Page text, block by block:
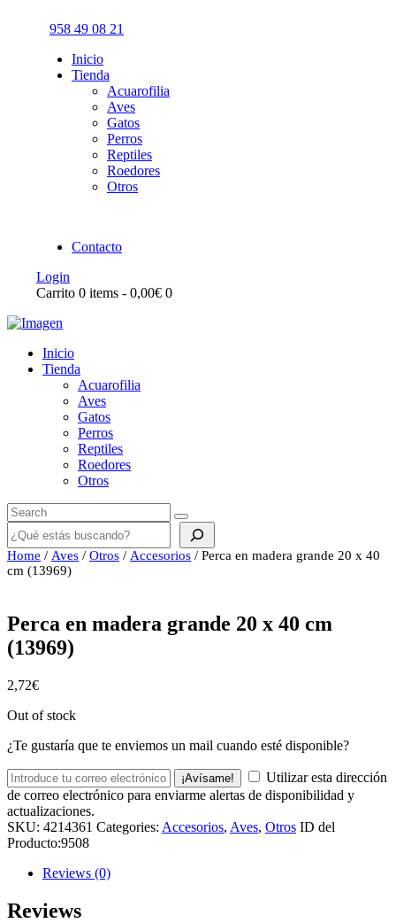
958 49 08 21
Inicio
Tienda
Acuarofilia
Aves
Gatos
Perros
Reptiles
Roedores
Otros
Contacto
Login
Carrito 0 items - 0,00€ 0
Inicio
Tienda
Acuarofilia
Aves
Gatos
Perros
Reptiles
Roedores
Otros
Buscar
Home / Aves / Otros / Accesorios / Perca en madera grande 20 x 40
cm (13969)
Perca en madera grande 20 x 40 cm
(13969)
2,72€
Out of stock
¿Te gustaría que te enviemos un mail cuando esté disponible?
¡Avísame!
Utilizar esta dirección
de correo electrónico para enviarme alertas de disponibilidad y
actualizaciones.
SKU: 4214361 Categories: Accesorios, Aves, Otros ID del
Producto:9508
Reviews (0)
Reviews